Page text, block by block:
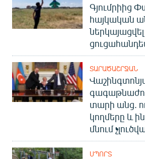
Գյումրիից
հայկական
ՏԱՐԱԾԱՇՐՋԱՆ
տարի անց.
կողմերը և
մնում
ՍՊՈՐՏ